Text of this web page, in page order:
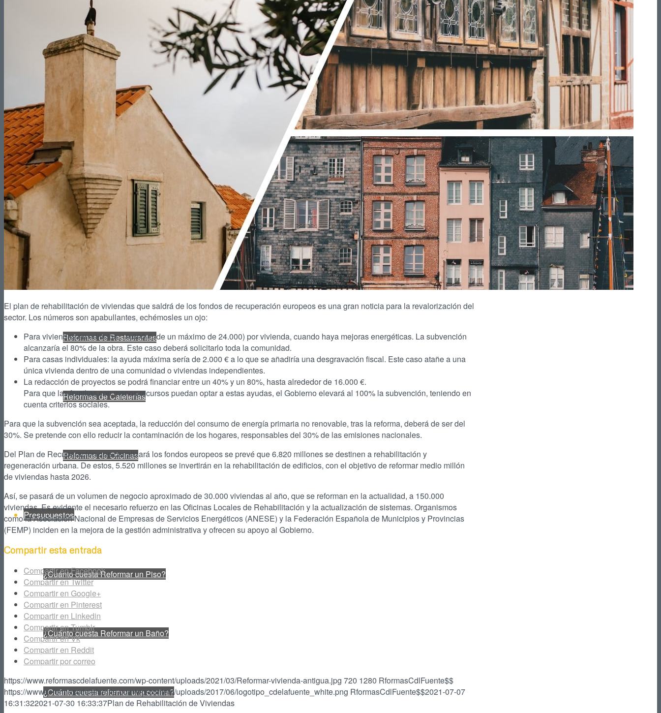
Reformas de Patios
Reformas de Piscinas
Reformas de Portales
Reformas de Locales
Reformas de Tiendas
Reformas de Restaurantes
Reformas de Cafeterías
Reformas de Oficinas
Presupuestos
¿Cuánto cuesta Reformar un Piso?
¿Cuánto cuesta Reformar un Baño?
¿Cuánto cuesta reformar una cocina?
El plan de rehabilitación de viviendas que saldrá de los fondos de recuperación europeos es una gran noticia para la revalorización del
sector. Los números son apabullantes, echémosles un ojo:
Para viviendas en edificios: 19.000 € (de un máximo de 24.000) por vivienda, cuando haya mejoras energéticas. La subvención
alcanzaría el 80% de la obra. Este caso deberá solicitarlo toda la comunidad.
Para casas individuales: la ayuda máxima sería de 2.000 € a lo que se añadiría una desgravación fiscal. Este caso atañe a una
única vivienda dentro de una comunidad o viviendas independientes.
La redacción de proyectos se podrá financiar entre un 40% y un 80%, hasta alrededor de 16.000 €.
Para que las familias con menos recursos puedan optar a estas ayudas, el Gobierno elevará al 100% la subvención, teniendo en
cuenta criterios sociales.
Para que la subvención sea aceptada, la reducción del consumo de energía primaria no renovable, tras la reforma, deberá de ser del
30%. Se pretende con ello reducir la contaminación de los hogares, responsables del 30% de las emisiones nacionales.
Del Plan de Recuperación que canalizará los fondos europeos se prevé que 6.820 millones se destinen a rehabilitación y
regeneración urbana. De estos, 5.520 millones se invertirán en la rehabilitación de edificios, con el objetivo de reformar medio millón
de viviendas hasta 2026.
Así, se pasará de un volumen de negocio aproximado de 30.000 viviendas al año, que se reforman en la actualidad, a 150.000
viviendas. Es evidente el necesario refuerzo en las Oficinas Locales de Rehabilitación y la actualización de sistemas. Organismos
como la Asociación Nacional de Empresas de Servicios Energéticos (ANESE) y la Federación Española de Municipios y Provincias
(FEMP) inciden en la mejora de la gestión administrativa y ofrecen su apoyo al Gobierno.
Compartir esta entrada
Compartir en Facebook
Compartir en Twitter
Compartir en Google+
Compartir en Pinterest
Compartir en Linkedin
Compartir en Tumblr
Compartir en Vk
Compartir en Reddit
Compartir por correo
https://www.reformascdelafuente.com/wp-content/uploads/2021/03/Reformar-vivienda-antigua.jpg 720 1280 RformasCdlFuente$$
https://www.reformascdelafuente.com/wp-content/uploads/2017/06/logotipo_cdelafuente_white.png RformasCdlFuente$$2021-07-07
16:31:322021-07-30 16:33:37Plan de Rehabilitación de Viviendas